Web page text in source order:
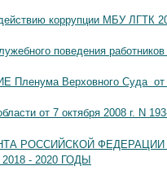
коррупции МБУ ЛГТК
поведения
Верховного Суда от
от 7 октября 2008 г. N
РОССИЙСКОЙ
- 2020 ГОДЫ